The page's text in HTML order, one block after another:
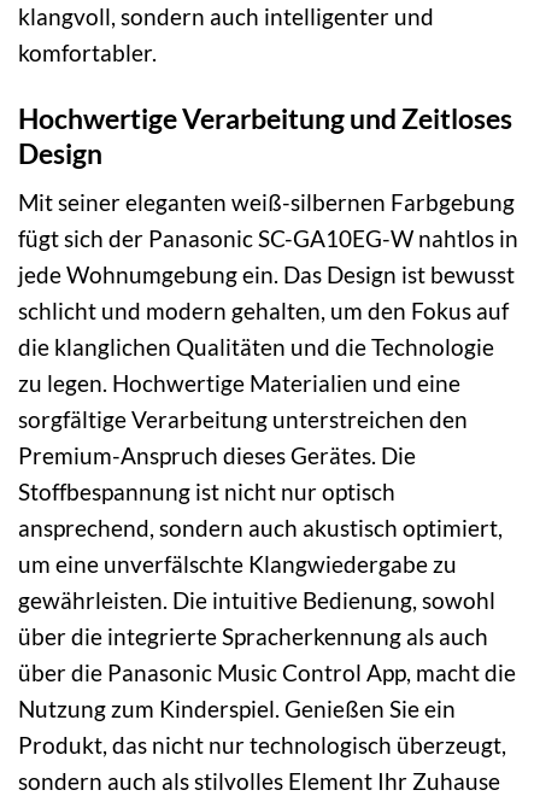
klangvoll, sondern auch intelligenter und
komfortabler.
Hochwertige Verarbeitung und Zeitloses
Design
Mit seiner eleganten weiß-silbernen Farbgebung
fügt sich der Panasonic SC-GA10EG-W nahtlos in
jede Wohnumgebung ein. Das Design ist bewusst
schlicht und modern gehalten, um den Fokus auf
die klanglichen Qualitäten und die Technologie
zu legen. Hochwertige Materialien und eine
sorgfältige Verarbeitung unterstreichen den
Premium-Anspruch dieses Gerätes. Die
Stoffbespannung ist nicht nur optisch
ansprechend, sondern auch akustisch optimiert,
um eine unverfälschte Klangwiedergabe zu
gewährleisten. Die intuitive Bedienung, sowohl
über die integrierte Spracherkennung als auch
über die Panasonic Music Control App, macht die
Nutzung zum Kinderspiel. Genießen Sie ein
Produkt, das nicht nur technologisch überzeugt,
sondern auch als stilvolles Element Ihr Zuhause